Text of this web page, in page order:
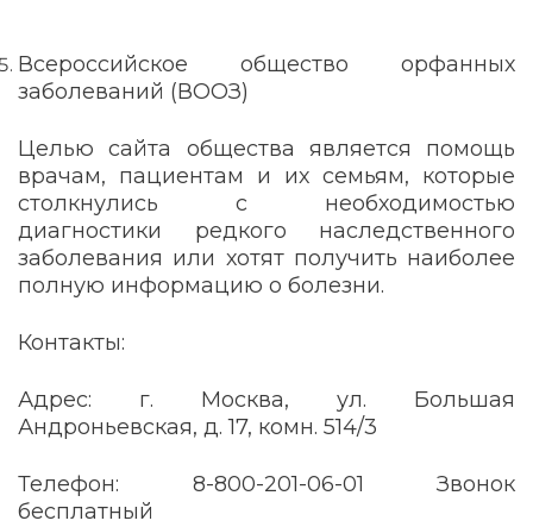
Всероссийское общество орфанных
заболеваний (ВООЗ)
Целью сайта общества является помощь
врачам, пациентам и их семьям, которые
столкнулись с необходимостью
диагностики редкого наследственного
заболевания или хотят получить наиболее
полную информацию о болезни.
Контакты:
Адрес: г. Москва, ул. Большая
Андроньевская, д. 17, комн. 514/3
Телефон: 8-800-201-06-01 Звонок
бесплатный